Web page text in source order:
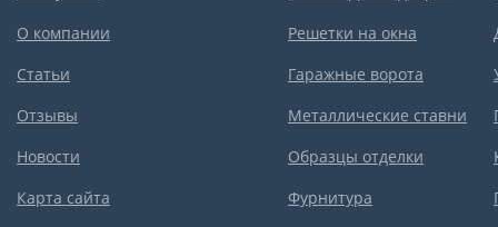
О компании
Статьи
Отзывы
Новости
Карта сайта
Решетки на окна
Гаражные ворота
Металлические ставни
Образцы отделки
Фурнитура